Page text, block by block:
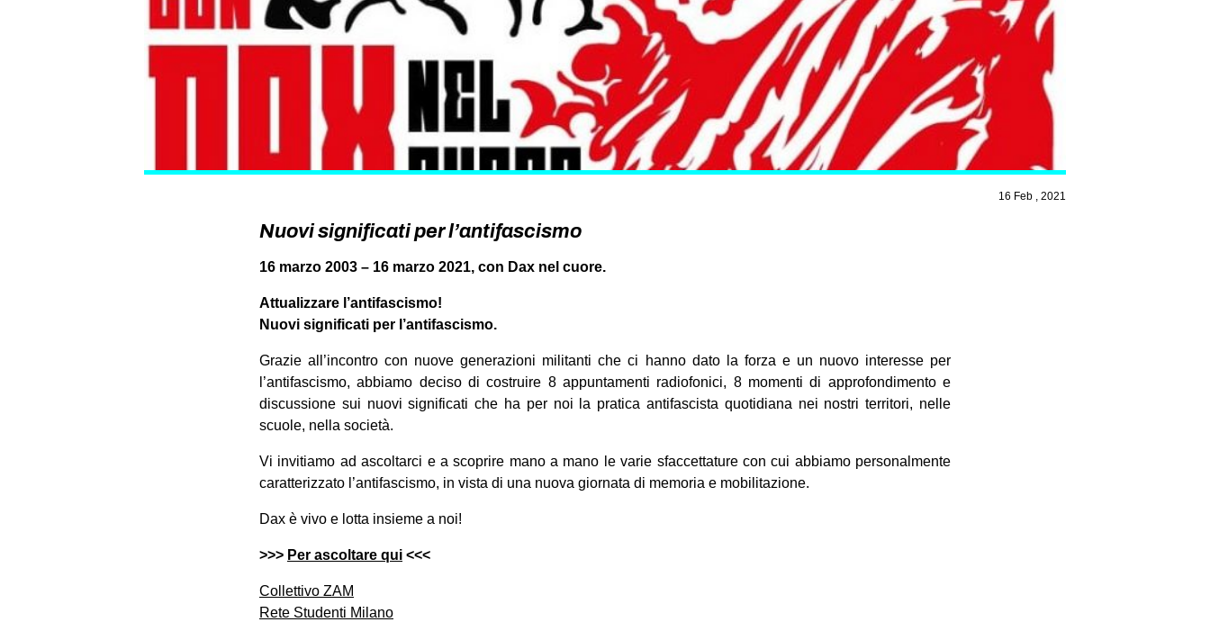
16 Feb , 2021
Nuovi significati per l’antifascismo
16 marzo 2003 – 16 marzo 2021, con Dax nel cuore.
Attualizzare l’antifascismo!
Nuovi significati per l’antifascismo.
Grazie all’incontro con nuove generazioni militanti che ci hanno dato la forza e un nuovo interesse per
l’antifascismo, abbiamo deciso di costruire 8 appuntamenti radiofonici, 8 momenti di approfondimento e
discussione sui nuovi significati che ha per noi la pratica antifascista quotidiana nei nostri territori, nelle
scuole, nella società.
Vi invitiamo ad ascoltarci e a scoprire mano a mano le varie sfaccettature con cui abbiamo personalmente
caratterizzato l’antifascismo, in vista di una nuova giornata di memoria e mobilitazione.
Dax è vivo e lotta insieme a noi!
>>> Per ascoltare qui <<<
Collettivo ZAM
Rete Studenti Milano